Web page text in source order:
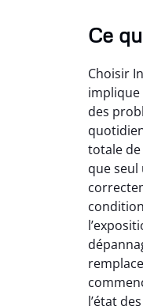
Ce
Choisir
implique
des
totale
que
l’état